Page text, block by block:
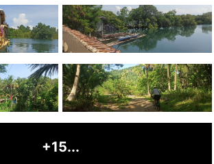
+15...